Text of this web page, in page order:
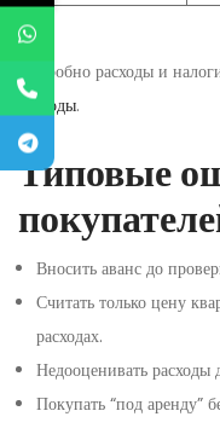
Подробно расходы и
расходы.
Типовые
Вносить аванс до
Считать только цену
расходах.
Недооценивать
Покупать “под аренду”